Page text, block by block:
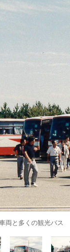
両と多くの観光バス